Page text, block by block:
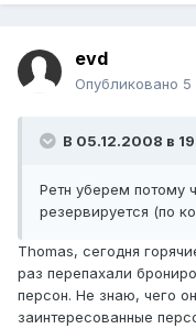
evd
Опубликовано 5
В 05.12.2008 в
Ретн уберем потому
резервируется (по
Thomas, сегодня
раз перепахали
персон. Не знаю, чего
заинтересованные